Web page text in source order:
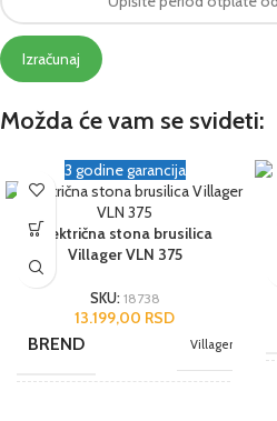
Izračunaj
Možda će vam se svideti:
3 godine garancija
Električna stona brusilica
Villager VLN 375
SKU: 18738
13.199,00 RSD
BREND Villager